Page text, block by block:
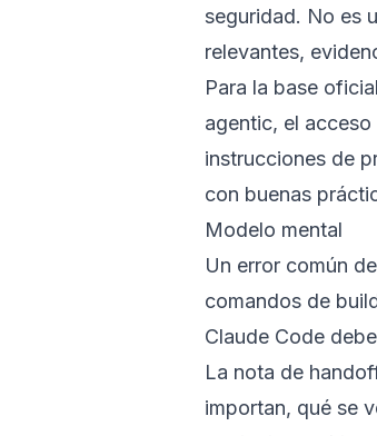
seguridad. No es
relevantes,
Para la base
agentic, el
instrucciones de
con buenas
Modelo mental
Un error común
comandos de
Claude Code
La nota de
importan, qué se